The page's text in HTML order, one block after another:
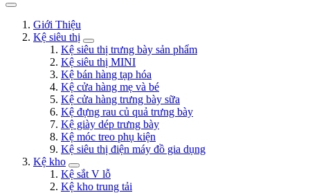
Giới Thiệu
Kệ siêu thị
Kệ siêu thị trưng bày sản phẩm
Kệ siêu thị MINI
Kệ bán hàng tạp hóa
Kệ cửa hàng mẹ và bé
Kệ cửa hàng trưng bày sữa
Kệ đựng rau củ quả trưng bày
Kệ giày dép trưng bày
Kệ móc treo phụ kiện
Kệ siêu thị điện máy đồ gia dụng
Kệ kho
Kệ sắt V lỗ
Kệ kho trung tải